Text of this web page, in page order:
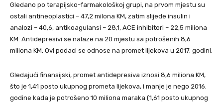
Gledano po terapijsko-farmakološkoj grupi, na prvom mjestu su
ostali antineoplastici – 47,2 milona KM, zatim slijede insulin i
analozi – 40,6, antikoagulansi – 28,1, ACE inhibitori – 22,5 miliona
KM. Antidepresivi se nalaze na 20 mjestu sa potrošenih 8,6
miliona KM. Ovi podaci se odnose na promet lijekova u 2017. godini.
Gledajući finansijski, promet antidepresiva iznosi 8,6 miliona KM,
što je 1,41 posto ukupnog prometa lijekova, i manje je nego 2016.
godine kada je potrošeno 10 miliona maraka (1,61 posto ukupnog